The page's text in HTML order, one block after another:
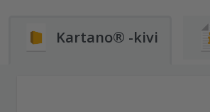
Kartano® -kivi